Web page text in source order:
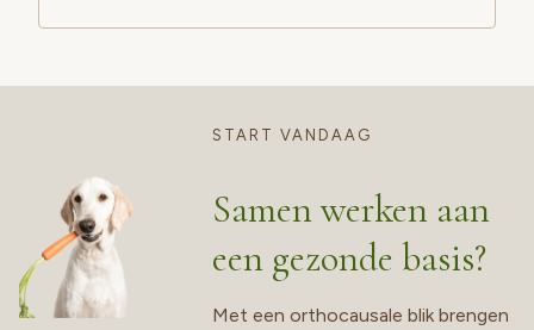
START VANDAAG
Samen werken aan
een gezonde basis?
Met een orthocausale blik brengen